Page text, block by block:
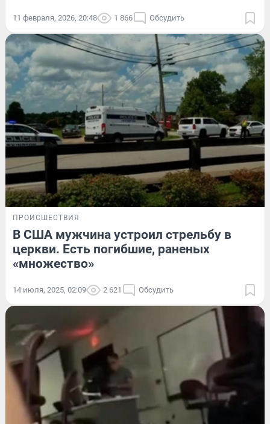
11 февраля, 2026, 20:48 1 866 Обсудить
ПРОИСШЕСТВИЯ
В США мужчина устроил стрельбу в
церкви. Есть погибшие, раненых
«множество»
14 июля, 2025, 02:09 2 621 Обсудить